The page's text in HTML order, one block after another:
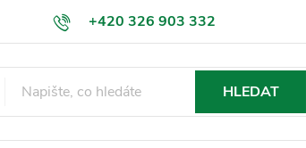
+420 326 903 332
Podmínky ochrany osobních údajů Jak nakupovat
HLEDAT